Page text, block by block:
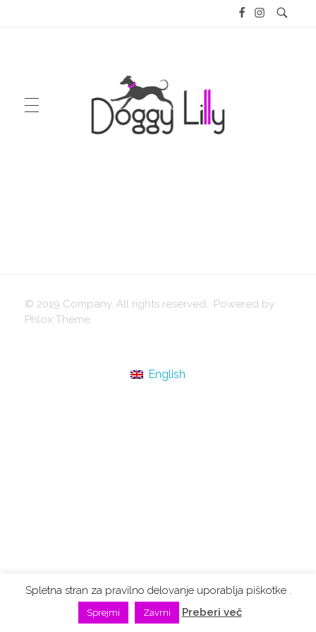
© 2019 Company. All rights reserved. Powered by
Phlox Theme
Spletna stran za pravilno delovanje uporablja piškotke .
Sprejmi Zavrni Preberi več
English